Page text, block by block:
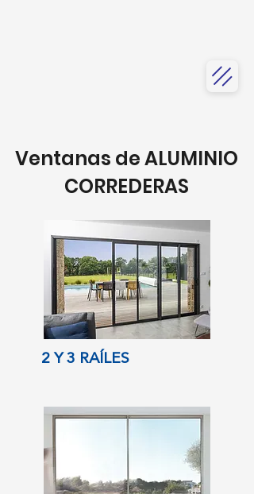
Ventanas de ALUMINIO
CORREDERAS
2 Y 3 RAÍLES